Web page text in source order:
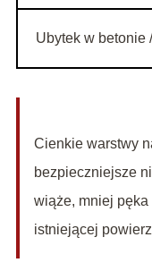
Ubytek w betonie
Cienkie warstwy
bezpieczniejsze
wiąże, mniej pęka
istniejącej